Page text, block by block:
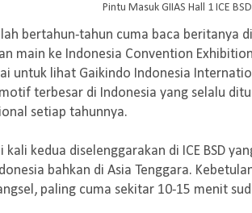
Pintu Masuk GIIAS Hall 1 ICE BSD
bertahun-tahun cuma baca beritanya
main ke Indonesia Convention
untuk lihat Gaikindo Indonesia
terbesar di Indonesia yang selalu
setiap tahunnya.
kali kedua diselenggarakan di ICE BSD
bahkan di Asia Tenggara.
paling cuma sekitar 10-15 menit